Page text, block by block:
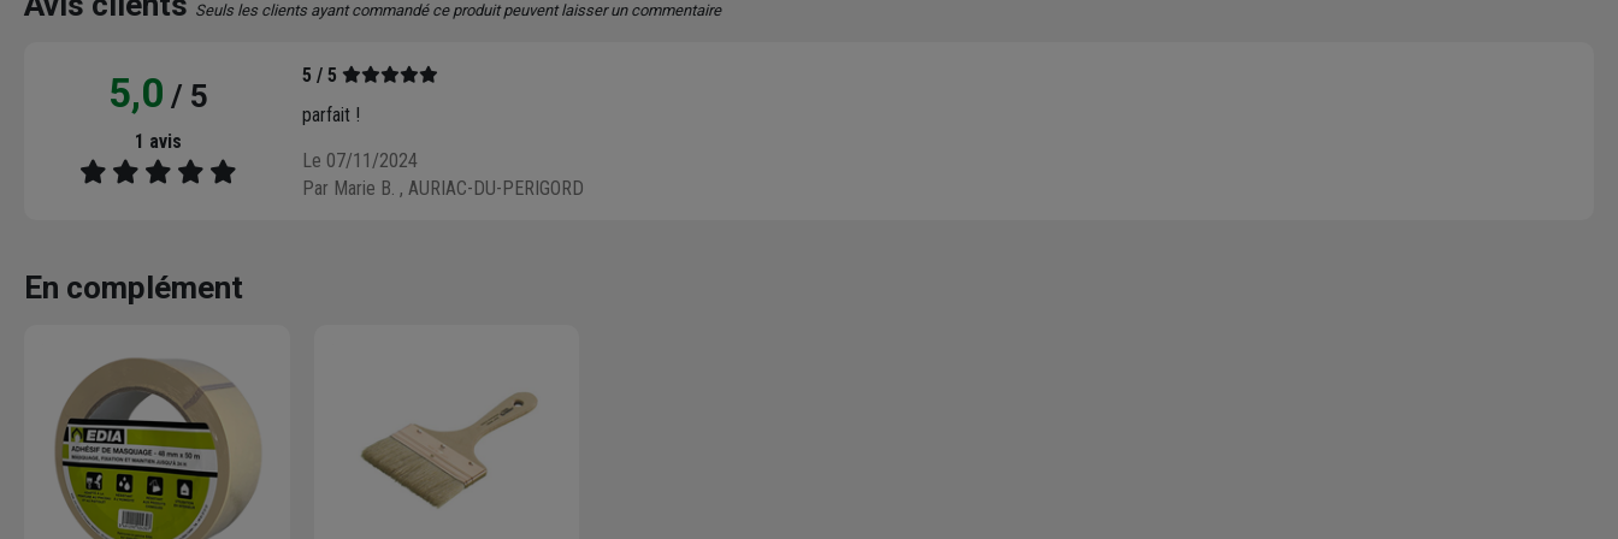
Seuls les clients ayant commandé ce produit peuvent laisser un commentaire
5,0 / 5
1 avis
5 / 5
parfait !
Le 07/11/2024
Par Marie B. , AURIAC-DU-PERIGORD
En complément